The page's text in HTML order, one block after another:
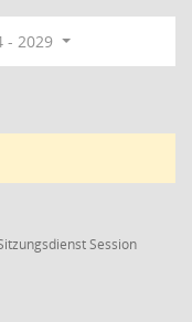
- 2029
Session(Wird in